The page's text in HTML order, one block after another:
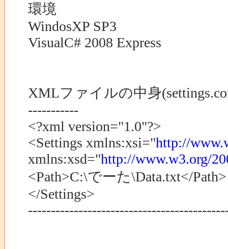
環境
WindosXP SP3
VisualC# 2008 Express
XMLファイルの中身
-----------
<?xml version="1.0"?>
<Settings xmlns:xsi="http://
xmlns:xsd="http://www.w3.org/
<Path>C:\でーた\Data.txt</Path>
</Settings>